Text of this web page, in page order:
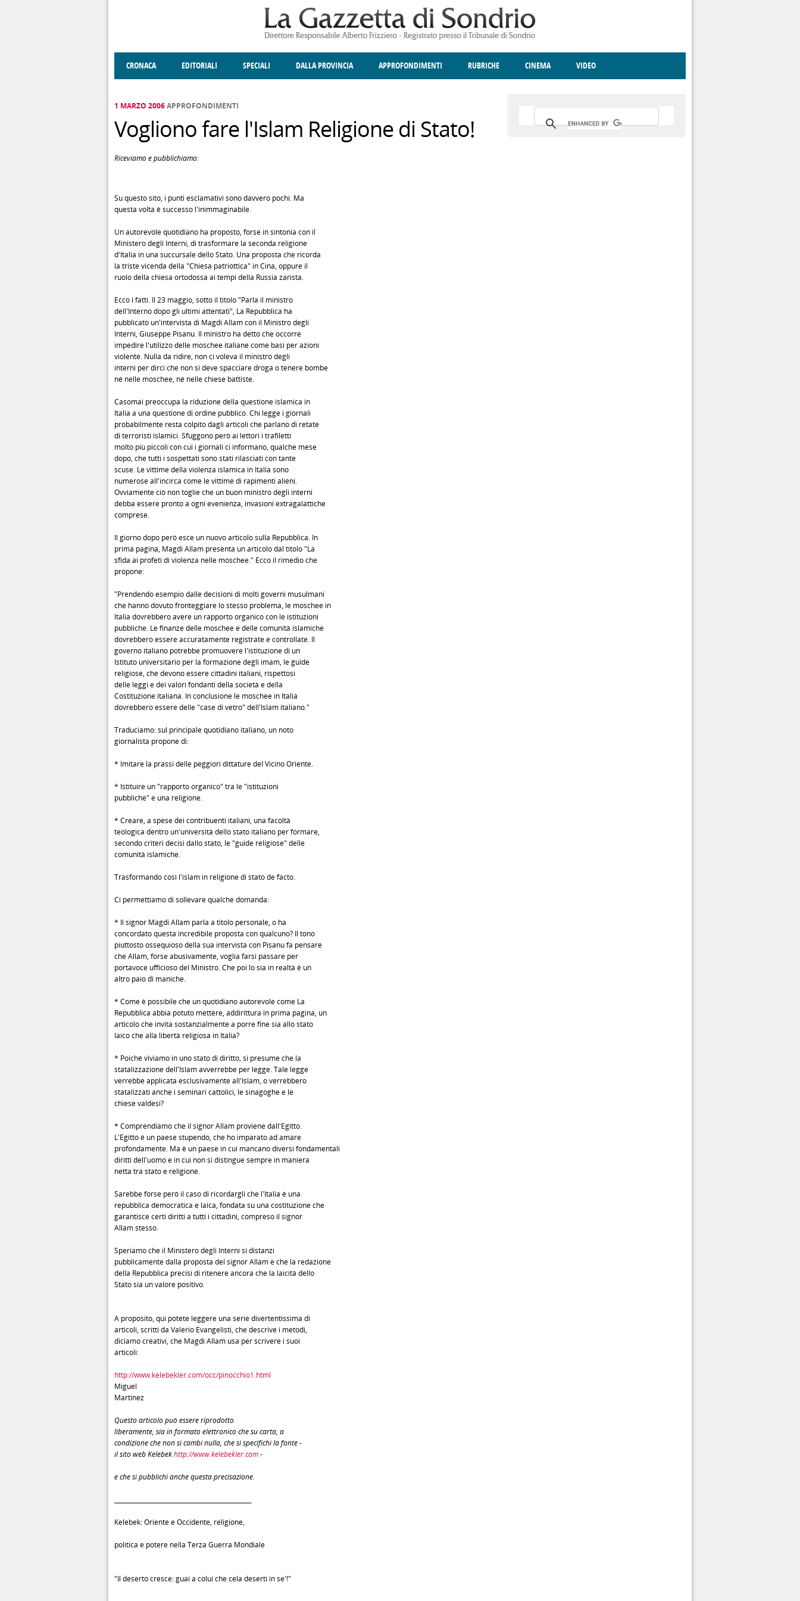
CRONACA EDITORIALI SPECIALI DALLA PROVINCIA APPROFONDIMENTI RUBRICHE CINEMA VIDEO
1 MARZO 2006APPROFONDIMENTI
Vogliono fare l'Islam Religione di Stato!
Riceviamo e pubblichiamo:
Su questo sito, i punti esclamativi sono davvero pochi. Ma
questa volta è successo l'inimmaginabile.
Un autorevole quotidiano ha proposto, forse in sintonia con il
Ministero degli Interni, di trasformare la seconda religione
d'Italia in una succursale dello Stato. Una proposta che ricorda
la triste vicenda della "Chiesa patriottica" in Cina, oppure il
ruolo della chiesa ortodossa ai tempi della Russia zarista.
Ecco i fatti. Il 23 maggio, sotto il titolo "Parla il ministro
dell'Interno dopo gli ultimi attentati", La Repubblica ha
pubblicato un'intervista di Magdi Allam con il Ministro degli
Interni, Giuseppe Pisanu. Il ministro ha detto che occorre
impedire l'utilizzo delle moschee italiane come basi per azioni
violente. Nulla da ridire, non ci voleva il ministro degli
interni per dirci che non si deve spacciare droga o tenere bombe
né nelle moschee, né nelle chiese battiste.
Casomai preoccupa la riduzione della questione islamica in
Italia a una questione di ordine pubblico. Chi legge i giornali
probabilmente resta colpito dagli articoli che parlano di retate
di terroristi islamici. Sfuggono però ai lettori i trafiletti
molto più piccoli con cui i giornali ci informano, qualche mese
dopo, che tutti i sospettati sono stati rilasciati con tante
scuse. Le vittime della violenza islamica in Italia sono
numerose all'incirca come le vittime di rapimenti alieni.
Ovviamente ciò non toglie che un buon ministro degli interni
debba essere pronto a ogni evenienza, invasioni extragalattiche
comprese.
Il giorno dopo però esce un nuovo articolo sulla Repubblica. In
prima pagina, Magdi Allam presenta un articolo dal titolo "La
sfida ai profeti di violenza nelle moschee." Ecco il rimedio che
propone:
"Prendendo esempio dalle decisioni di molti governi musulmani
che hanno dovuto fronteggiare lo stesso problema, le moschee in
ltalia dovrebbero avere un rapporto organico con le istituzioni
pubbliche. Le finanze delle moschee e delle comunità islamiche
dovrebbero essere accuratamente registrate e controllate. Il
governo italiano potrebbe promuovere l'istituzione di un
Istituto universitario per la formazione degli imam, le guide
religiose, che devono essere cittadini italiani, rispettosi
delle leggi e dei valori fondanti della società e della
Costituzione italiana. In conclusione le moschee in Italia
dovrebbero essere delle "case di vetro" dell'Islam italiano."
Traduciamo: sul principale quotidiano italiano, un noto
giornalista propone di:
* Imitare la prassi delle peggiori dittature del Vicino Oriente.
* Istituire un "rapporto organico" tra le "istituzioni
pubbliche" e una religione.
* Creare, a spese dei contribuenti italiani, una facoltà
teologica dentro un'università dello stato italiano per formare,
secondo criteri decisi dallo stato, le "guide religiose" delle
comunità islamiche.
Trasformando così l'islam in religione di stato de facto.
Ci permettiamo di sollevare qualche domanda:
* Il signor Magdi Allam parla a titolo personale, o ha
concordato questa incredibile proposta con qualcuno? Il tono
piuttosto ossequioso della sua intervista con Pisanu fa pensare
che Allam, forse abusivamente, voglia farsi passare per
portavoce ufficioso del Ministro. Che poi lo sia in realtà è un
altro paio di maniche.
* Come è possibile che un quotidiano autorevole come La
Repubblica abbia potuto mettere, addirittura in prima pagina, un
articolo che invita sostanzialmente a porre fine sia allo stato
laico che alla libertà religiosa in Italia?
* Poiché viviamo in uno stato di diritto, si presume che la
statalizzazione dell'Islam avverrebbe per legge. Tale legge
verrebbe applicata esclusivamente all'Islam, o verrebbero
statalizzati anche i seminari cattolici, le sinagoghe e le
chiese valdesi?
* Comprendiamo che il signor Allam proviene dall'Egitto.
L'Egitto è un paese stupendo, che ho imparato ad amare
profondamente. Ma è un paese in cui mancano diversi fondamentali
diritti dell'uomo e in cui non si distingue sempre in maniera
netta tra stato e religione.
Sarebbe forse però il caso di ricordargli che l'Italia è una
repubblica democratica e laica, fondata su una costituzione che
garantisce certi diritti a tutti i cittadini, compreso il signor
Allam stesso.
Speriamo che il Ministero degli Interni si distanzi
pubblicamente dalla proposta del signor Allam e che la redazione
della Repubblica precisi di ritenere ancora che la laicità dello
Stato sia un valore positivo.
A proposito, qui potete leggere una serie divertentissima di
articoli, scritti da Valerio Evangelisti, che descrive i metodi,
diciamo creativi, che Magdi Allam usa per scrivere i suoi
articoli:
http://www.kelebekler.com/occ/pinocchio1.html
Miguel
Martinez
Questo articolo può essere riprodotto
liberamente, sia in formato elettronico che su carta, a
condizione che non si cambi nulla, che si specifichi la fonte -
il sito web Kelebekhttp://www.kelebekler.com-
e che si pubblichi anche questa precisazione.
Kelebek: Oriente e Occidente, religione,
politica e potere nella Terza Guerra Mondiale
"Il deserto cresce: guai a colui che cela deserti in se'!"